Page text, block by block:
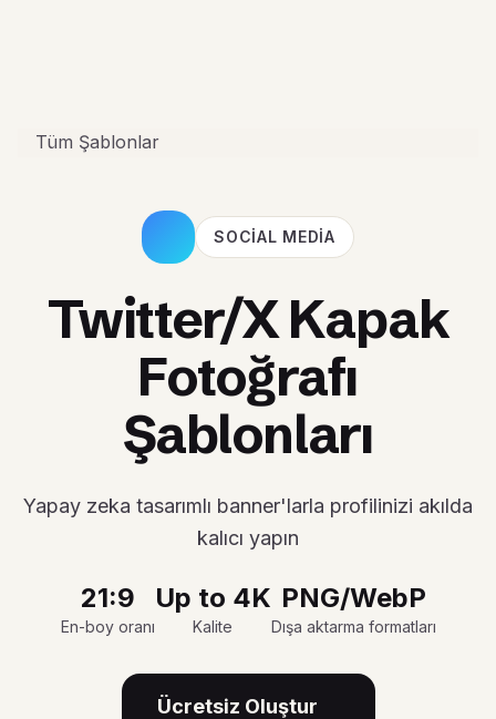
Tüm Şablonlar
SOCIAL MEDIA
Twitter/X Kapak
Fotoğrafı
Şablonları
Yapay zeka tasarımlı banner'larla profilinizi akılda
kalıcı yapın
21:9
En-boy oranı
Up to 4K
Kalite
PNG/WebP
Dışa aktarma formatları
Ücretsiz Oluştur